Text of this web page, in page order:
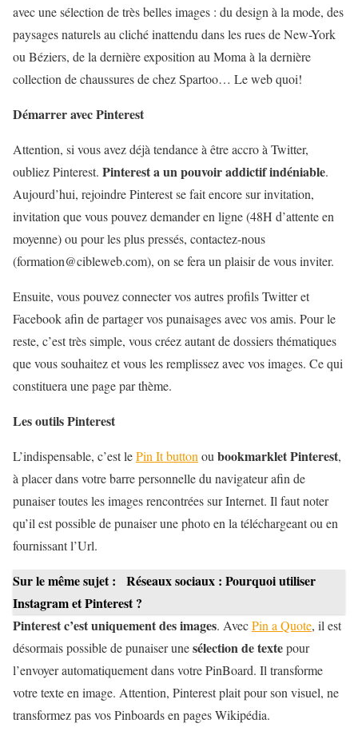
avec une sélection de très belles images : du design à la mode, des
paysages naturels au cliché inattendu dans les rues de New-York
ou Béziers, de la dernière exposition au Moma à la dernière
collection de chaussures de chez Spartoo… Le web quoi!
Démarrer avec Pinterest
Attention, si vous avez déjà tendance à être accro à Twitter,
oubliez Pinterest. Pinterest a un pouvoir addictif indéniable.
Aujourd’hui, rejoindre Pinterest se fait encore sur invitation,
invitation que vous pouvez demander en ligne (48H d’attente en
moyenne) ou pour les plus pressés, contactez-nous
(formation@cibleweb.com), on se fera un plaisir de vous inviter.
Ensuite, vous pouvez connecter vos autres profils Twitter et
Facebook afin de partager vos punaisages avec vos amis. Pour le
reste, c’est très simple, vous créez autant de dossiers thématiques
que vous souhaitez et vous les remplissez avec vos images. Ce qui
constituera une page par thème.
Les outils Pinterest
L’indispensable, c’est lePin It buttonoubookmarklet Pinterest,
à placer dans votre barre personnelle du navigateur afin de
punaiser toutes les images rencontrées sur Internet. Il faut noter
qu’il est possible de punaiser une photo en la téléchargeant ou en
fournissant l’Url.
Sur le même sujet :
Réseaux sociaux : Pourquoi utiliser
Instagram et Pinterest ?
Pinterest c’est uniquement des images. AvecPin a Quote, il est
désormais possible de punaiser unesélection de textepour
l’envoyer automatiquement dans votre PinBoard. Il transforme
votre texte en image. Attention, Pinterest plait pour son visuel, ne
transformez pas vos Pinboards en pages Wikipédia.